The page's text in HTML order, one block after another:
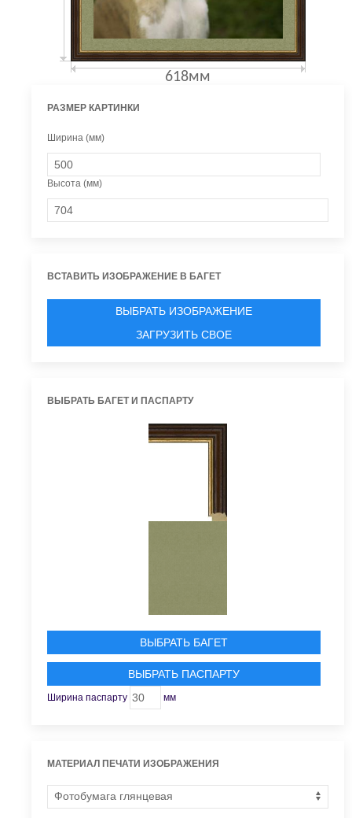
618мм
РАЗМЕР КАРТИНКИ
Ширина (мм)
Высота (мм)
ВСТАВИТЬ ИЗОБРАЖЕНИЕ В БАГЕТ
ВЫБРАТЬ ИЗОБРАЖЕНИЕ
ЗАГРУЗИТЬ СВОЕ
ВЫБРАТЬ БАГЕТ И ПАСПАРТУ
ВЫБРАТЬ БАГЕТ
ВЫБРАТЬ ПАСПАРТУ
Ширина паспарту мм
МАТЕРИАЛ ПЕЧАТИ ИЗОБРАЖЕНИЯ